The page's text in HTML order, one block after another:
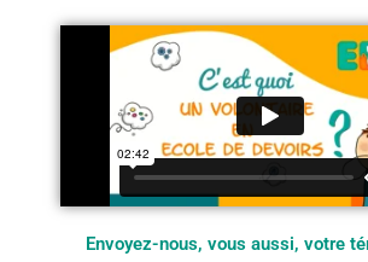
Envoyez-nous, vous aussi, votre